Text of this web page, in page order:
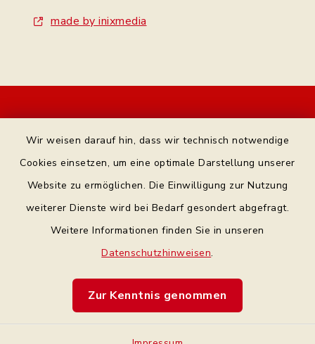
Wir weisen darauf hin, dass wir technisch notwendige
Cookies einsetzen, um eine optimale Darstellung unserer
Website zu ermöglichen. Die Einwilligung zur Nutzung
weiterer Dienste wird bei Bedarf gesondert abgefragt.
Weitere Informationen finden Sie in unseren
Datenschutzhinweisen.
Zur Kenntnis genommen
made by inixmedia
Bankverbindung
Barrierefreiheit
Impressum